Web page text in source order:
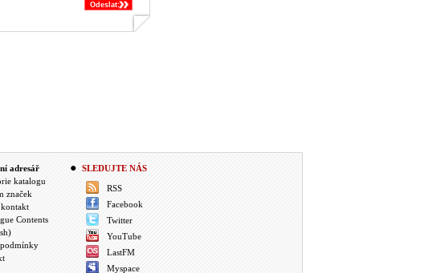
Odeslat:
adresář
katalogu
značek
Contents
SLEDUJTE NÁS
RSS
Facebook
Twitter
YouTube
LastFM
Myspace